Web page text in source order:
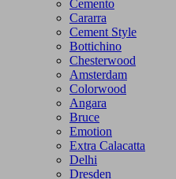
Cemento
Cararra
Cement Style
Bottichino
Chesterwood
Amsterdam
Colorwood
Angara
Bruce
Emotion
Extra Calacatta
Delhi
Dresden